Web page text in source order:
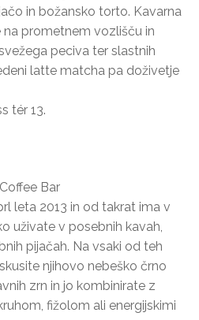
in božansko torto. Kavarna
prometnem vozlišču in
peciva ter slastnih
latte matcha pa doživetje
tér 13.
Bar
leta 2013 in od takrat ima v
uživate v posebnih kavah,
pijačah. Na vsaki od teh
njihovo nebeško črno
zrn in jo kombinirate z
fižolom ali energijskimi